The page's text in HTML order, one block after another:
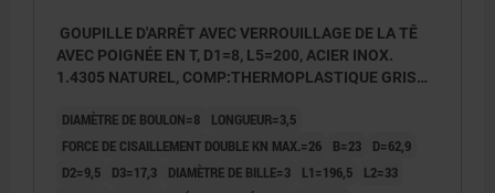
GOUPILLE D'ARRÊT AVEC VERROUILLAGE DE LA TÊ
AVEC POIGNÉE EN T, D1=8, L5=200, ACIER INOX.
1.4305 NATUREL, COMP:THERMOPLASTIQUE GRIS
DIAMÈTRE DE BOULON=8
LONGUEUR=3,5
FORCE DE CISAILLEMENT DOUBLE KN MAX.=26
B=23
D=62,9
D2=9,5
D3=17,3 DIAMÈTRE DE BILLE=3 L1=196,5
L2=33